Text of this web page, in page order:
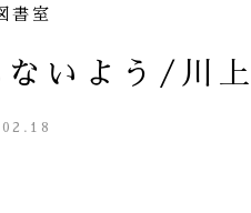
書室
ないよう/川